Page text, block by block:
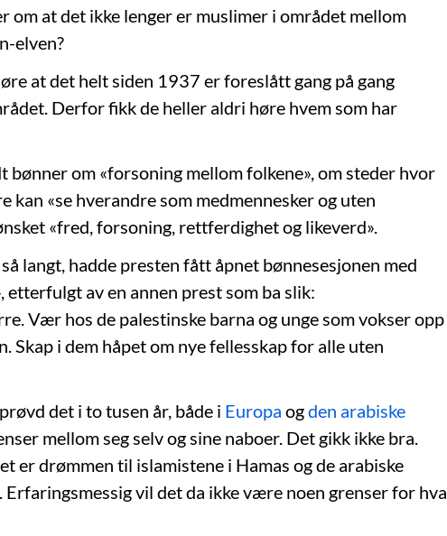
om at det ikke lenger er muslimer i området mellom
elven?
at det helt siden 1937 er foreslått gang på gang
Derfor fikk de heller aldri høre hvem som har
bønner om «forsoning mellom folkene», om steder hvor
kan «se hverandre som medmennesker og uten
«fred, forsoning, rettferdighet og likeverd».
langt, hadde presten fått åpnet bønnesesjonen med
etterfulgt av en annen prest som ba slik:
Vær hos de palestinske barna og unge som vokser opp
Skap i dem håpet om nye fellesskap for alle uten
det i to tusen år, både i Europa ogden arabiske
mellom seg selv og sine naboer. Det gikk ikke bra.
er drømmen til islamistene i Hamas og de arabiske
Erfaringsmessig vil det da ikke være noen grenser for hva